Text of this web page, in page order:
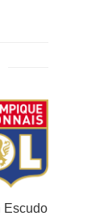
Escudo